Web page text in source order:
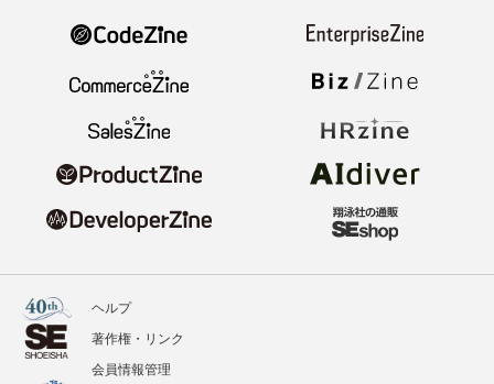
ヘルプ
著作権・リンク
会員情報管理